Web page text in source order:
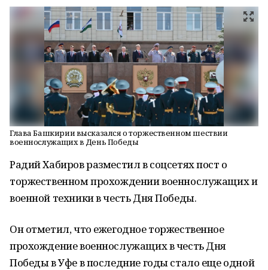
Глава Башкирии высказался о торжественном шествии
военнослужащих в День Победы
Радий Хабиров разместил в соцсетях пост о
торжественном прохождении военнослужащих и
военной техники в честь Дня Победы.
Он отметил, что ежегодное торжественное
прохождение военнослужащих в честь Дня
Победы в Уфе в последние годы стало еще одной